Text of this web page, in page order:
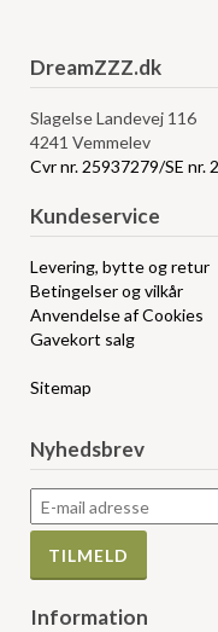
DreamZZZ.dk
Slagelse Landevej 116
4241 Vemmelev
Cvr nr. 25937279/SE nr.
Kundeservice
Levering, bytte og retur
Betingelser og vilkår
Anvendelse af Cookies
Gavekort salg
Sitemap
Nyhedsbrev
Information